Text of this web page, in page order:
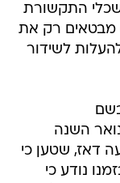
שכלי התקשורת
מבטאים רק את
לשידור
השנה
דאז, שטען כי
נודע כי